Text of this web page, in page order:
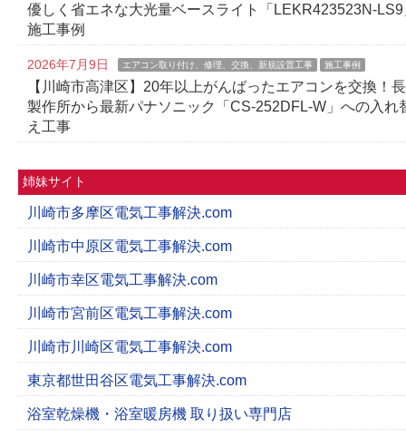
優しく省エネな大光量ベースライト「LEKR423523N-LS9
施工事例
2026年7月9日 エアコン取り付け、修理、交換、新規設置工事 施工事例
【川崎市高津区】20年以上がんばったエアコンを交換！
製作所から最新パナソニック「CS-252DFL-W」への入れ
え工事
姉妹サイト
川崎市多摩区電気工事解決.com
川崎市中原区電気工事解決.com
川崎市幸区電気工事解決.com
川崎市宮前区電気工事解決.com
川崎市川崎区電気工事解決.com
東京都世田谷区電気工事解決.com
浴室乾燥機・浴室暖房機 取り扱い専門店